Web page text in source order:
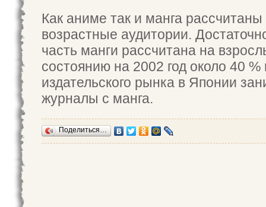
Как аниме так и манга
возрастные аудитории.
часть манги рассчитана на
состоянию на 2002 год около 40 %
издательского рынка в Японии
журналы с манга.
Поделиться…